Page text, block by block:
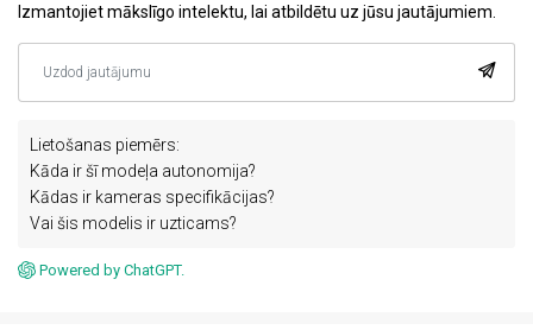
Izmantojiet mākslīgo intelektu, lai atbildētu uz jūsu jautājumiem.
Lietošanas piemērs:
Kāda ir šī modeļa autonomija?
Kādas ir kameras specifikācijas?
Vai šis modelis ir uzticams?
Powered by ChatGPT.